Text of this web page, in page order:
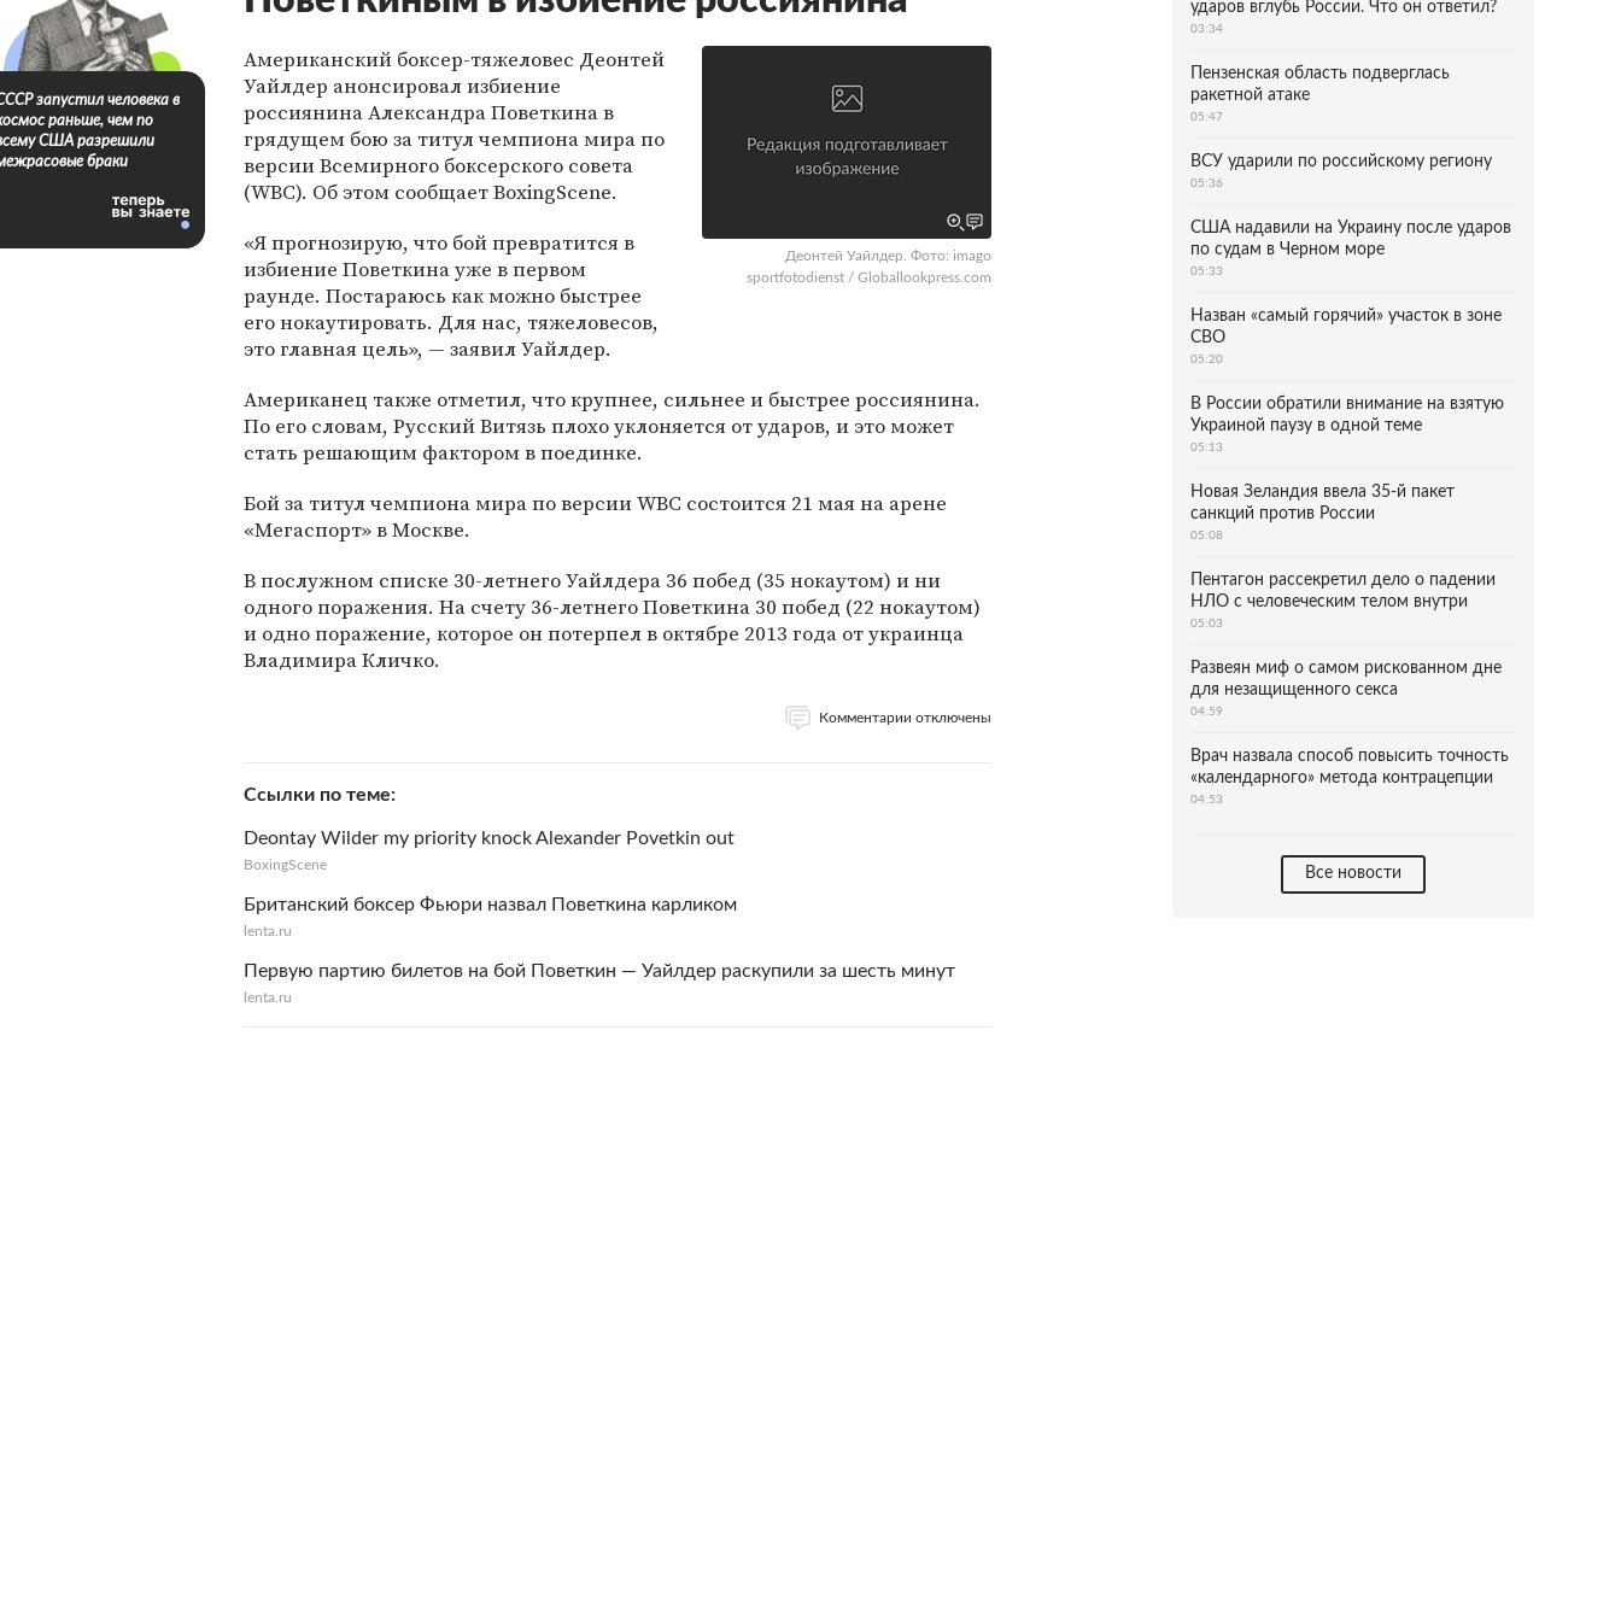
Деонтей Уайлдер. Фото: imago
sportfotodienst / Globallookpress.com
Американский боксер-тяжеловес Деонтей
Уайлдер анонсировал избиение
россиянина Александра Поветкина в
грядущем бою за титул чемпиона мира по
версии Всемирного боксерского совета
(WBC). Об этом сообщает BoxingScene.
«Я прогнозирую, что бой превратится в
избиение Поветкина уже в первом
раунде. Постараюсь как можно быстрее
его нокаутировать. Для нас, тяжеловесов,
это главная цель», — заявил Уайлдер.
Американец также отметил, что крупнее, сильнее и быстрее россиянина.
По его словам, Русский Витязь плохо уклоняется от ударов, и это может
стать решающим фактором в поединке.
Бой за титул чемпиона мира по версии WBC состоится 21 мая на арене
«Мегаспорт» в Москве.
В послужном списке 30-летнего Уайлдера 36 побед (35 нокаутом) и ни
одного поражения. На счету 36-летнего Поветкина 30 побед (22 нокаутом)
и одно поражение, которое он потерпел в октябре 2013 года от украинца
Владимира Кличко.
Комментарии отключены
Ссылки по теме
Deontay Wilder my priority knock Alexander Povetkin out
BoxingScene
Британский боксер Фьюри назвал Поветкина карликом
lenta.ru
Первую партию билетов на бой Поветкин — Уайлдер раскупили за шесть минут
lenta.ru
запустил человека в
раньше, чем по
США разрешили
браки
ударов вглубь России. Что он ответил?
03:34
Пензенская область подверглась
ракетной атаке
05:47
ВСУ ударили по российскому региону
05:36
США надавили на Украину после ударов
по судам в Черном море
05:33
Назван «самый горячий» участок в зоне
СВО
05:20
В России обратили внимание на взятую
Украиной паузу в одной теме
05:13
Новая Зеландия ввела 35-й пакет
санкций против России
05:08
Пентагон рассекретил дело о падении
НЛО с человеческим телом внутри
05:03
Развеян миф о самом рискованном дне
для незащищенного секса
04:59
Врач назвала способ повысить точность
«календарного» метода контрацепции
04:53
Все новости